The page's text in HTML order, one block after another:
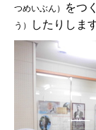
つめいぶん）
をつ
う）
したりします